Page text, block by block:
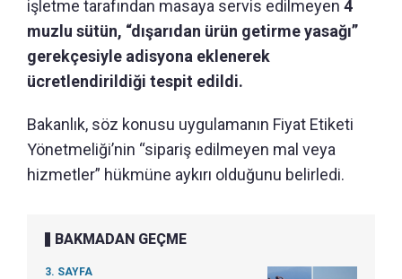
işletme tarafından masaya servis edilmeyen 4
muzlu sütün, “dışarıdan ürün getirme yasağı”
gerekçesiyle adisyona eklenerek
ücretlendirildiği tespit edildi.
Bakanlık, söz konusu uygulamanın Fiyat Etiketi
Yönetmeliği’nin “sipariş edilmeyen mal veya
hizmetler” hükmüne aykırı olduğunu belirledi.
BAKMADAN GEÇME
3. SAYFA